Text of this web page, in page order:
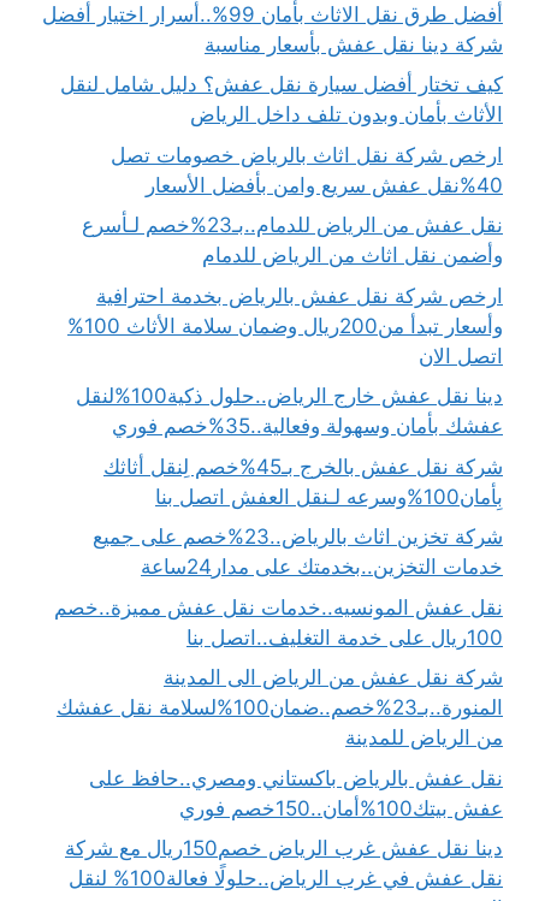
أفضل طرق نقل الاثاث بأمان 99%..أسرار اختيار أفضل
شركة دينا نقل عفش بأسعار مناسبة
كيف تختار أفضل سيارة نقل عفش؟ دليل شامل لنقل
الأثاث بأمان وبدون تلف داخل الرياض
ارخص شركة نقل اثاث بالرياض خصومات تصل
40%نقل عفش سريع وامن بأفضل الأسعار
نقل عفش من الرياض للدمام..بـ23%خصم لـأسرع
وأضمن نقل اثاث من الرياض للدمام
ارخص شركة نقل عفش بالرياض بخدمة احترافية
وأسعار تبدأ من200ريال وضمان سلامة الأثاث 100%
اتصل الان
دينا نقل عفش خارج الرياض..حلول ذكية100%لنقل
عفشك بأمان وسهولة وفعالية..35%خصم فوري
شركة نقل عفش بالخرج بـ45%خصم لِنقل أثاثك
بِأمان100%وسرعه لـنقل العفش اتصل بنا
شركة تخزين اثاث بالرياض..23%خصم على جميع
خدمات التخزين..بخدمتك على مدار24ساعة
نقل عفش المونسيه..خدمات نقل عفش مميزة..خصم
100ريال على خدمة التغليف..اتصل بنا
شركة نقل عفش من الرياض الى المدينة
المنورة..بـ23%خصم..ضمان100%لسلامة نقل عفشك
من الرياض للمدينة
نقل عفش بالرياض باكستاني ومصري..حافظ على
عفش بيتك100%أمان..150خصم فوري
دينا نقل عفش غرب الرياض خصم150ريال مع شركة
نقل عفش في غرب الرياض..حلولًا فعالة100% لنقل